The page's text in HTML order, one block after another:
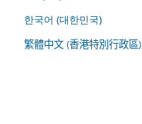
한국어 (대한민국)
繁體中文 (香港特別行政區)